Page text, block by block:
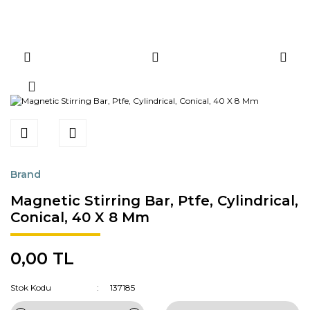
Brand
Magnetic Stirring Bar, Ptfe, Cylindrical,
Conical, 40 X 8 Mm
0,00 TL
Stok Kodu 137185